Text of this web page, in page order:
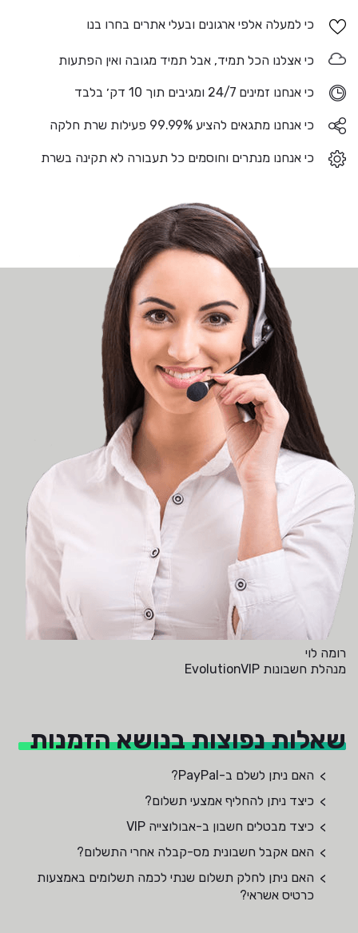
כי למעלה אלפי ארגונים ובעלי אתרים בחרו בנו
כי אצלנו הכל תמיד, אבל תמיד מגובה ואין הפתעות
כי אנחנו זמינים 24/7 ומגיבים תוך 10 דק׳ בלבד
כי אנחנו מתגאים להציע 99.99% פעילות שרת חלקה
כי אנחנו מנתרים וחוסמים כל תעבורה לא תקינה בשרת
רומה לוי
מנהלת חשבונות EvolutionVIP
שאלות נפוצות בנושא הזמנות
האם ניתן לשלם ב-PayPal?
כיצד ניתן להחליף אמצעי תשלום?
כיצד מבטלים חשבון ב-אבולוצייה VIP
האם אקבל חשבונית מס-קבלה אחרי התשלום?
האם ניתן לחלק תשלום שנתי לכמה תשלומים באמצעות
כרטיס אשראי?